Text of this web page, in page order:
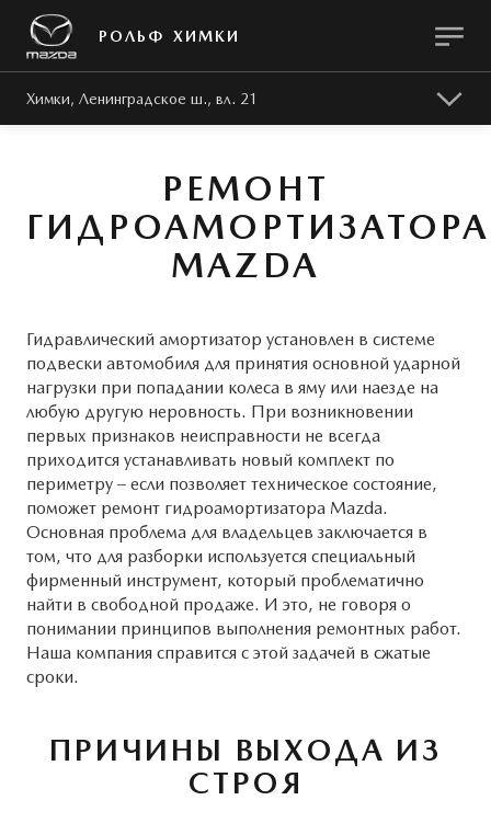
РОЛЬФ ХИМКИ
Химки, Ленинградское ш., вл. 21
МОДЕЛИ
MAZDA CX-50
MAZDA CX-5
ПОКУПАТЕЛЯМ
ПРЕДЛОЖЕНИЯ
MAZDA ГАРАНТ
ВЛАДЕЛЬЦАМ
СЕРВИС И РЕМОНТ
Техническое обслуживание
Поддержка клиентов
ОБСЛУЖИВАНИЕ
Руководства по эксплуатации
Cправочные руководства
Mazda Сервис Контракт
ЗАПЧАСТИ
ГИБКИЙ СЕРВИС
MZD OIL & PARTS
О КОМПАНИИ
МИР MAZDA
История Mazda
Мультимедиа
Системы безопасности
Новости
КОНТАКТЫ
ПРАВОВАЯ ИНФОРМАЦИЯ
РЕМОНТ
ГИДРОАМОРТИЗАТОРА
MAZDA
Гидравлический амортизатор установлен в системе
подвески автомобиля для принятия основной ударной
нагрузки при попадании колеса в яму или наезде на
любую другую неровность. При возникновении
первых признаков неисправности не всегда
приходится устанавливать новый комплект по
периметру – если позволяет техническое состояние,
поможет ремонт гидроамортизатора Mazda.
Основная проблема для владельцев заключается в
том, что для разборки используется специальный
фирменный инструмент, который проблематично
найти в свободной продаже. И это, не говоря о
понимании принципов выполнения ремонтных работ.
Наша компания справится с этой задачей в сжатые
сроки.
ПРИЧИНЫ ВЫХОДА ИЗ
СТРОЯ